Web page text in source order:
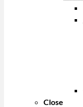
Close